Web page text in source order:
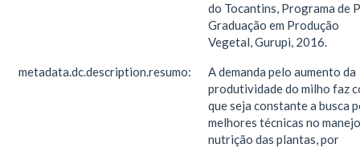
do Tocantins, Programa de
Graduação em Produção
Vegetal, Gurupi, 2016.
metadata.dc.description.resumo:
A demanda pelo aumento da
produtividade do milho faz
que seja constante a busca
melhores técnicas no
nutrição das plantas, por